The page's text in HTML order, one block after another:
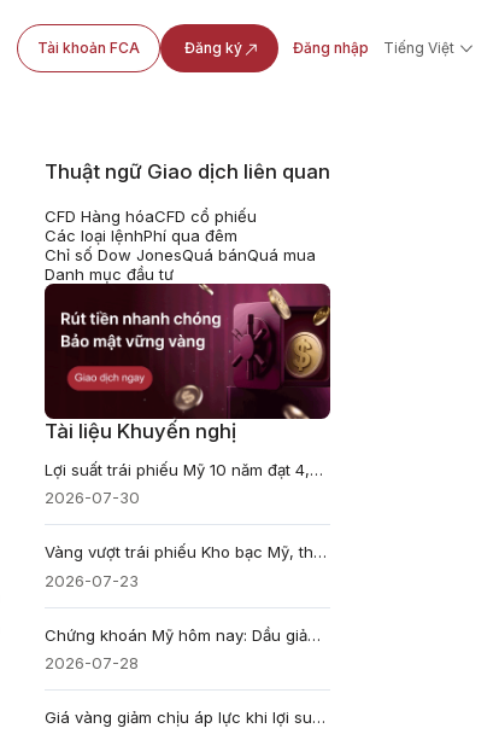
Tài khoản FCA Đăng ký Đăng nhập Tiếng Việt
Thuật ngữ Giao dịch liên quan
CFD Hàng hóaCFD cổ phiếu
Các loại lệnhPhí qua đêm
Chỉ số Dow JonesQuá bánQuá mua
Danh mục đầu tư
Tài liệu Khuyến nghị
Lợi suất trái phiếu Mỹ 10 năm đạt 4,71%, vì sao TLT giảm 1,65%?
2026-07-30
Vàng vượt trái phiếu Kho bạc Mỹ, thành tài sản dự trữ lớn nhất thế giới lần đầu kể từ 1996
2026-07-23
Chứng khoán Mỹ hôm nay: Dầu giảm 8%, bán dẫn bị bán tháo, Oracle và phần mềm bứt phá
2026-07-28
Giá vàng giảm chịu áp lực khi lợi suất Mỹ tăng và đồng Yên Nhật đảo chiều